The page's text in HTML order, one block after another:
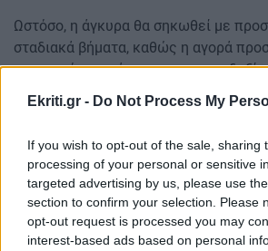
Ekriti.gr - Do Not Process My
If you wish to opt-out of the sale, sharing
processing of your personal or sensitive
targeted advertising by us, please use
section to confirm your selection. Please
opt-out request is processed you may
interest-based ads based on personal
Ωστόσο, η άγκυρα θα σηκωθεί με
σταδιακά βήματα, καθώς η αγορά
ισορροπήσει ανάμεσα στην αισιοδοξία
παραδοσιακή γεωπολιτική
ΠΑΓΝΗ: Ελάχιστο προσωπικό για τον
χειρουργείων - Έτοιμοι για
εργαζόμενοι
Ηράκλειο: Αύξηση καταγράφει η